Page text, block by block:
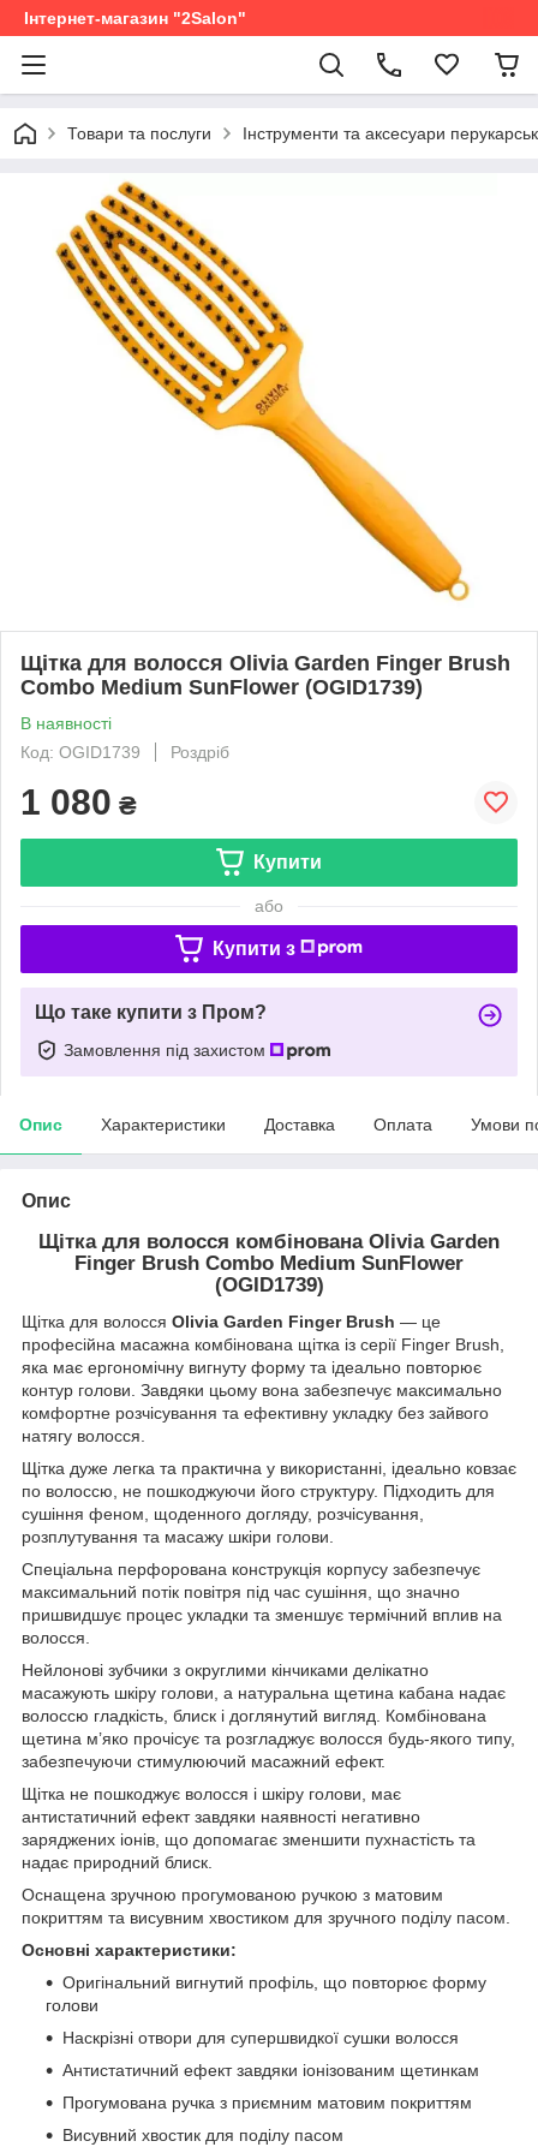
Інтернет-магазин "2Salon"
Товари та послуги Інструменти та аксесуари
Щітка для волосся Olivia Garden Finger Brush
Combo Medium SunFlower (OGID1739)
В наявності
Код: OGID1739
Роздріб
1 080 ₴
Купити
або
Купити з
Що таке купити з Пром?
Замовлення під захистом
Опис Характеристики Доставка Оплата Умови
Опис
Щітка для волосся комбінована Olivia Garden
Finger Brush Combo Medium SunFlower
(OGID1739)
Щітка для волосся Olivia Garden Finger Brush — це
професійна масажна комбінована щітка із серії Finger Brush,
яка має ергономічну вигнуту форму та ідеально повторює
контур голови. Завдяки цьому вона забезпечує максимально
комфортне розчісування та ефективну укладку без зайвого
натягу волосся.
Щітка дуже легка та практична у використанні, ідеально ковзає
по волоссю, не пошкоджуючи його структуру. Підходить для
сушіння феном, щоденного догляду, розчісування,
розплутування та масажу шкіри голови.
Спеціальна перфорована конструкція корпусу забезпечує
максимальний потік повітря під час сушіння, що значно
пришвидшує процес укладки та зменшує термічний вплив на
волосся.
Нейлонові зубчики з округлими кінчиками делікатно
масажують шкіру голови, а натуральна щетина кабана надає
волоссю гладкість, блиск і доглянутий вигляд. Комбінована
щетина м’яко прочісує та розгладжує волосся будь-якого типу,
забезпечуючи стимулюючий масажний ефект.
Щітка не пошкоджує волосся і шкіру голови, має
антистатичний ефект завдяки наявності негативно
заряджених іонів, що допомагає зменшити пухнастість та
надає природний блиск.
Оснащена зручною прогумованою ручкою з матовим
покриттям та висувним хвостиком для зручного поділу пасом.
Основні характеристики:
Оригінальний вигнутий профіль, що повторює форму
голови
Наскрізні отвори для супершвидкої сушки волосся
Антистатичний ефект завдяки іонізованим щетинкам
Прогумована ручка з приємним матовим покриттям
Висувний хвостик для поділу пасом